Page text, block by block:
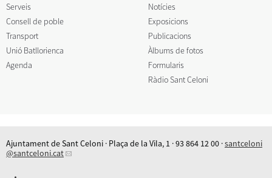
Serveis
Consell de poble
Transport
Unió Batllorienca
Agenda
Notícies
Exposicions
Publicacions
Àlbums de fotos
Formularis
Ràdio Sant Celoni
Ajuntament de Sant Celoni · Plaça de la Vila, 1 · 93 864 12 00 ·santceloni
@santceloni.cat